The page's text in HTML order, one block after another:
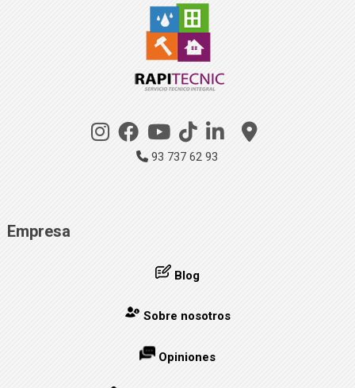
93 737 62 93
Empresa
Blog
Sobre nosotros
Opiniones